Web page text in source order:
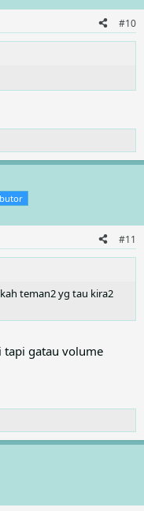
#10
#11
teman2 yg tau kira2
gatau volume